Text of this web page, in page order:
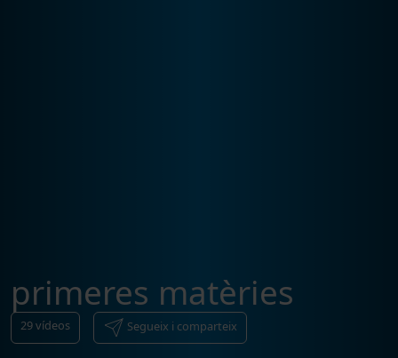
primeres matèries
29vídeos Segueix i comparteix